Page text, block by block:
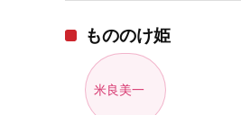
もののけ姫
米良美一